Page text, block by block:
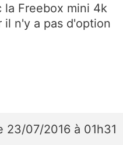
la Freebox mini 4k
il n'y a pas d'option
23/07/2016 à 01h31